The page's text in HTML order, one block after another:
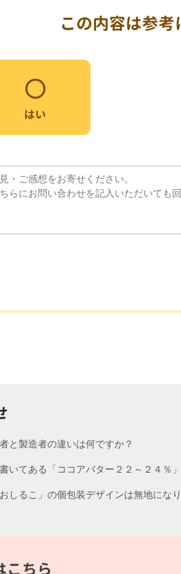
この内容は参
はい
と製造者の違いは何ですか？
いてある「ココアバター２２～２４％
しるこ」の個包装デザインは無地にな
こちら